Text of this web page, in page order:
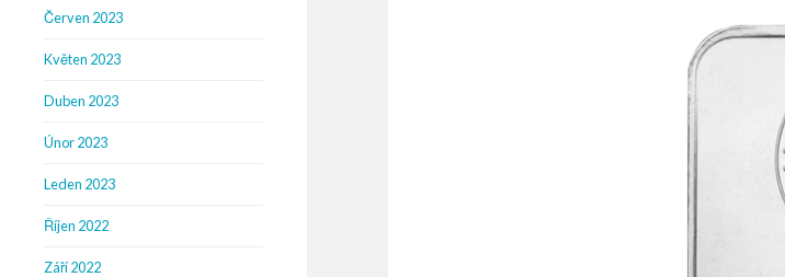
Červen 2023
Květen 2023
Duben 2023
Únor 2023
Leden 2023
Říjen 2022
Září 2022